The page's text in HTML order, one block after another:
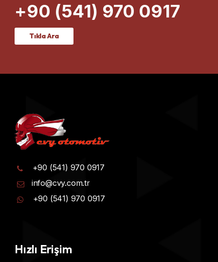
+90 (541) 970 0917
Tıkla Ara
+90 (541) 970 0917
info@cvy.com.tr
+90 (541) 970 0917
Hızlı Erişim